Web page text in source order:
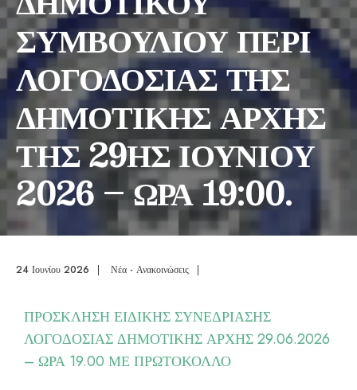
ΣΥΜΒΟΥΛΙΟΥ ΠΕΡΙ
ΛΟΓΟΔΟΣΙΑΣ ΤΗΣ
ΔΗΜΟΤΙΚΗΣ ΑΡΧΗΣ
ΤΗΣ 29ΗΣ ΙΟΥΝΙΟΥ
2026 – ΩΡΑ 19:00.
24 Ιουνίου 2026 | Νέα - Ανακοινώσεις |
ΠΡΟΣΚΛΗΣΗ ΕΙΔΙΚΗΣ ΣΥΝΕΔΡΙΑΣΗΣ
ΛΟΓΟΔΟΣΙΑΣ ΔΗΜΟΤΙΚΗΣ ΑΡΧΗΣ 29.06.2026
– ΩΡΑ 19.00 ΜΕ ΠΡΩΤΟΚΟΛΛΟ